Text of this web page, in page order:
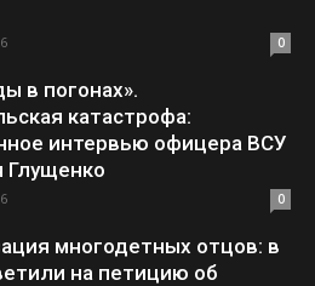
0
в погонах».
катастрофа:
интервью офицера ВСУ
0
многодетных отцов: в
на петицию об